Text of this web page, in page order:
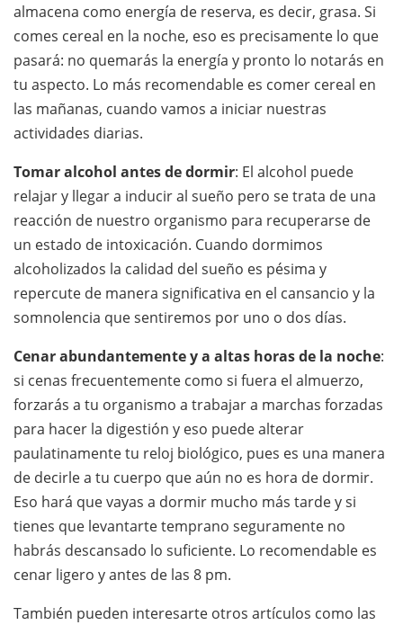
almacena como energía de reserva, es decir, grasa. Si
comes cereal en la noche, eso es precisamente lo que
pasará: no quemarás la energía y pronto lo notarás en
tu aspecto. Lo más recomendable es comer cereal en
las mañanas, cuando vamos a iniciar nuestras
actividades diarias.
Tomar alcohol antes de dormir: El alcohol puede
relajar y llegar a inducir al sueño pero se trata de una
reacción de nuestro organismo para recuperarse de
un estado de intoxicación. Cuando dormimos
alcoholizados la calidad del sueño es pésima y
repercute de manera significativa en el cansancio y la
somnolencia que sentiremos por uno o dos días.
Cenar abundantemente y a altas horas de la noche:
si cenas frecuentemente como si fuera el almuerzo,
forzarás a tu organismo a trabajar a marchas forzadas
para hacer la digestión y eso puede alterar
paulatinamente tu reloj biológico, pues es una manera
de decirle a tu cuerpo que aún no es hora de dormir.
Eso hará que vayas a dormir mucho más tarde y si
tienes que levantarte temprano seguramente no
habrás descansado lo suficiente. Lo recomendable es
cenar ligero y antes de las 8 pm.
También pueden interesarte otros artículos como las